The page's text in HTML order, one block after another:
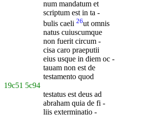
num mandatum et
scriptum est in ta -
bulis caeli 26ut omnis
natus cuiuscumque
non fuerit circum -
cisa caro praeputii
eius usque in diem oc -
tauam non est de
testamento quod
19c51 5c94
testatus est deus ad
abraham quia de fi -
liis exterminatio -